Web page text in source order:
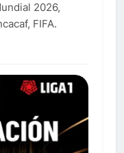
2026,
FIFA.